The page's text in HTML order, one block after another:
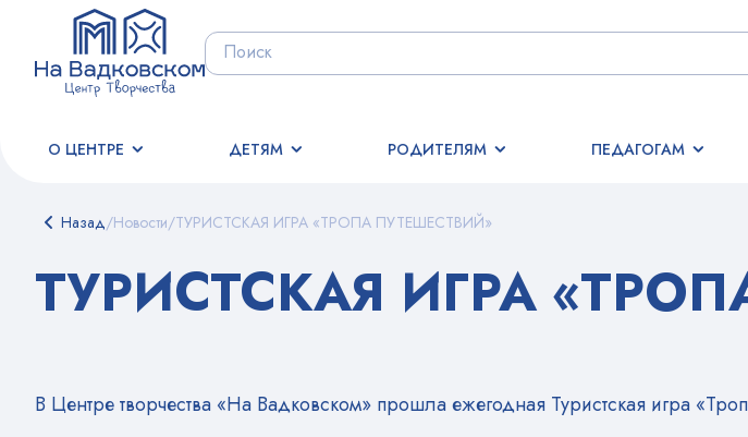
О ЦЕНТРЕ ДЕТЯМ РОДИТЕЛЯМ ПЕДАГОГАМ
Назад/Новости/ТУРИСТСКАЯ ИГРА «ТРОПА ПУТЕШЕСТВИЙ»
ТУРИСТСКАЯ ИГРА
В Центре творчества «На Вадковском» прошла ежегодная Туристская игра